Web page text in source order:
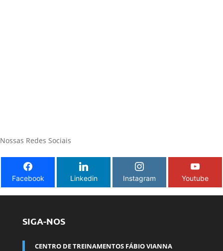
Nossas Redes Sociais
Facebook Linkedin Instagram Youtube
SIGA-NOS
CENTRO DE TREINAMENTOS FÁBIO VIANNA